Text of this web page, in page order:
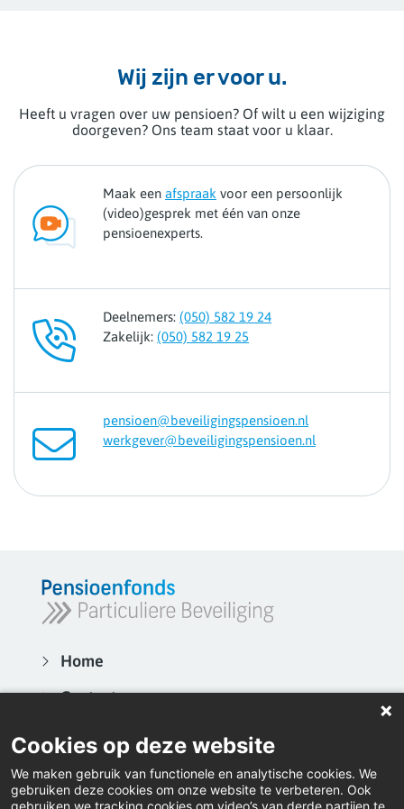
Wij zijn er voor u.
Heeft u vragen over uw pensioen? Of wilt u een wijziging
doorgeven? Ons team staat voor u klaar.
Maak een afspraak voor een persoonlijk
(video)gesprek met één van onze
pensioenexperts.
Deelnemers: (050) 582 19 24
Zakelijk: (050) 582 19 25
pensioen@beveiligingspensioen.nl
werkgever@beveiligingspensioen.nl
Home
Contact
Actueel
Video's
Inloggen
Cookies op deze website
We maken gebruik van functionele en analytische cookies. We
gebruiken deze cookies om onze website te verbeteren. Ook
gebruiken we tracking cookies om video’s van derde partijen te